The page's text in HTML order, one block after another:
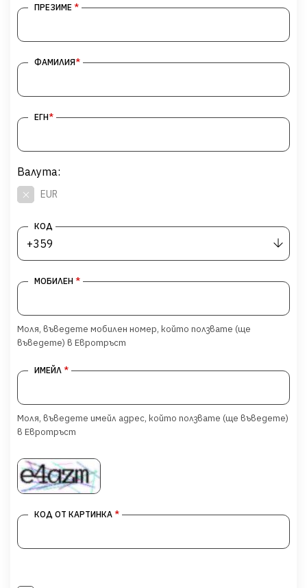
ПРЕЗИМЕ *
ФАМИЛИЯ*
ЕГН*
Валута:
EUR
+359
КОД
МОБИЛЕН *
Моля, въведете мобилен номер, който ползвате (ще
въведете) в Евротръст
ИМЕЙЛ *
Моля, въведете имейл адрес, който ползвате (ще въведете)
в Евротръст
КОД ОТ КАРТИНКА *